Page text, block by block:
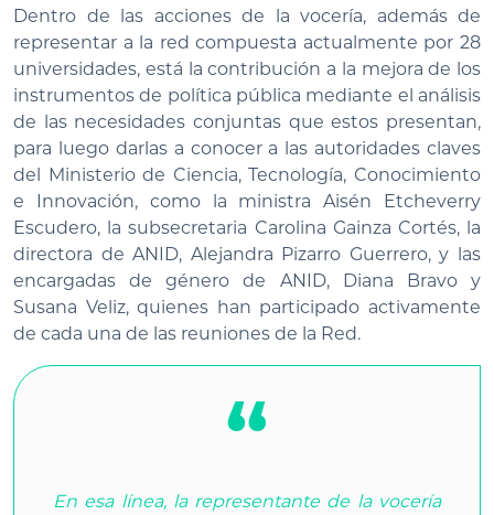
Dentro de las acciones de la vocería, además de
representar a la red compuesta actualmente por 28
universidades, está la contribución a la mejora de los
instrumentos de política pública mediante el análisis
de las necesidades conjuntas que estos presentan,
para luego darlas a conocer a las autoridades claves
del Ministerio de Ciencia, Tecnología, Conocimiento
e Innovación, como la ministra Aisén Etcheverry
Escudero, la subsecretaria Carolina Gainza Cortés, la
directora de ANID, Alejandra Pizarro Guerrero, y las
encargadas de género de ANID, Diana Bravo y
Susana Veliz, quienes han participado activamente
de cada una de las reuniones de la Red.
En esa línea, la representante de la vocería